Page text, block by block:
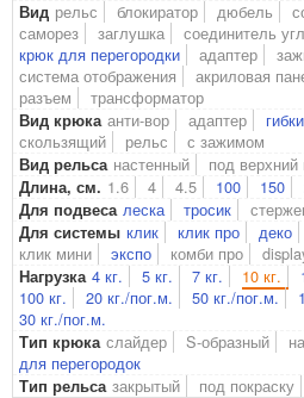
Вид рельс блокиратор дюбель
саморез
заглушка соединитель
крюк для перегородки
адаптер
система отображения
акриловая
разъем
трансформатор
Вид крюка анти-вор адаптер
скользящий
рельс с зажимом
Вид рельса настенный под верхний
Длина, см. 1.6 4 4.5 100 150
Для подвеса леска тросик
Для системы клик клик про деко
клик мини
экспо комби про
Нагрузка 4 кг. 5 кг. 7 кг. 10 кг.
100 кг.
20 кг./пог.м. 50 кг./пог.м.
30 кг./пог.м.
Тип крюка слайдер S-образный
для перегородок
Тип рельса закрытый под покраску